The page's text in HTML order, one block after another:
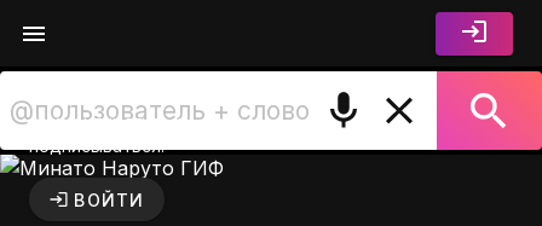
комментировать и
подписываться.
ВОЙТИ
Минато Наруто ГИФ на